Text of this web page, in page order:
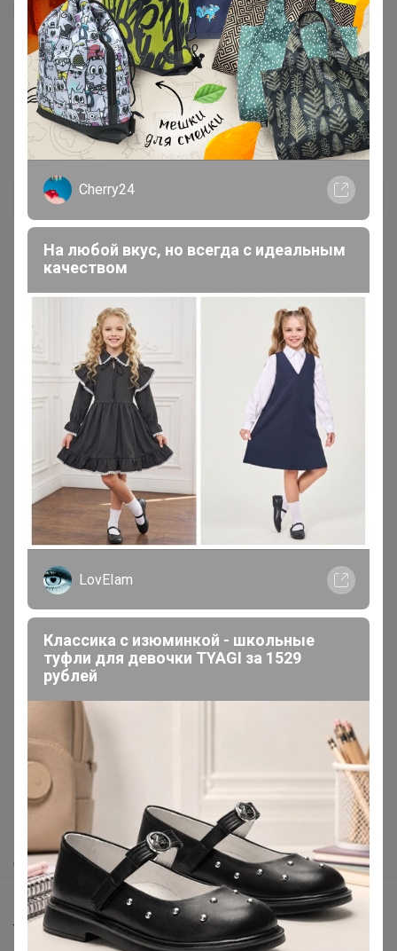
Я внимательно ознакомлен и полностью согласен
с условиями членства в клубе и правилами
вступления, изложенными в следующих
документах:Правила совместных закупок,
Соглашение пользователя,Политика
конфиденциальности,Обработка персональных
данных.
Зарегистрироваться
200 000+
пользователей
Как здесь все устроено?
Как сделать заказ?
Как получить?
Доставка
Шоурумы
Торговые марки
Cherry24
На любой вкус, но всегда с идеальным
качеством
LovEIam
Классика с изюминкой - школьные
туфли для девочки TYAGI за 1529
рублей